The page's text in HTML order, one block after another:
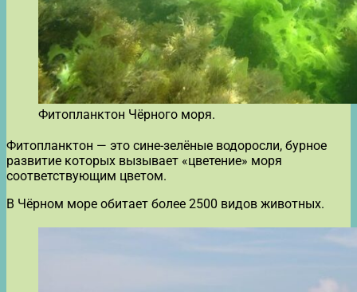
Фитопланктон Чёрного моря.
Фитопланктон — это сине-зелёные водоросли, бурное
развитие которых вызывает «цветение» моря
соответствующим цветом.
В Чёрном море обитает более 2500 видов животных.